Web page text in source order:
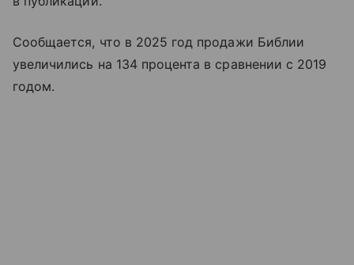
Сообщается, что в 2025 год продажи Библии
увеличились на 134 процента в сравнении с 2019
годом.